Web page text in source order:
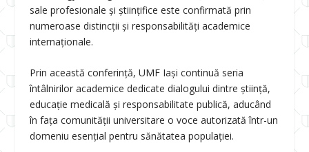
sale profesionale și științifice este confirmată prin
numeroase distincții și responsabilități academice
internaționale.
Prin această conferință, UMF Iași continuă seria
întâlnirilor academice dedicate dialogului dintre știință,
educație medicală și responsabilitate publică, aducând
în fața comunității universitare o voce autorizată într-un
domeniu esențial pentru sănătatea populației.